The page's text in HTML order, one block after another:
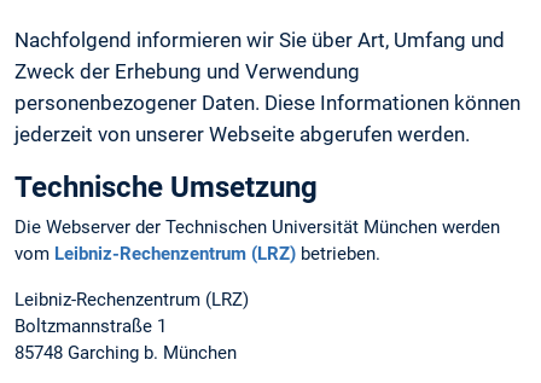
Nachfolgend informieren wir Sie über Art, Umfang und
Zweck der Erhebung und Verwendung
personenbezogener Daten. Diese Informationen können
jederzeit von unserer Webseite abgerufen werden.
Technische Umsetzung
Die Webserver der Technischen Universität München werden
vom Leibniz-Rechenzentrum (LRZ) betrieben.
Leibniz-Rechenzentrum (LRZ)
Boltzmannstraße 1
85748 Garching b. München